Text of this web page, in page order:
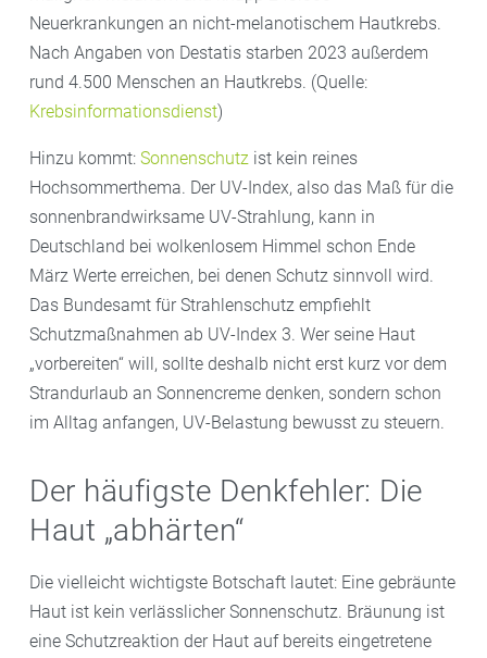
Neuerkrankungen an nicht-melanotischem Hautkrebs.
Nach Angaben von Destatis starben 2023 außerdem
rund 4.500 Menschen an Hautkrebs. (Quelle:
Krebsinformationsdienst)
Hinzu kommt: Sonnenschutz ist kein reines
Hochsommerthema. Der UV-Index, also das Maß für die
sonnenbrandwirksame UV-Strahlung, kann in
Deutschland bei wolkenlosem Himmel schon Ende
März Werte erreichen, bei denen Schutz sinnvoll wird.
Das Bundesamt für Strahlenschutz empfiehlt
Schutzmaßnahmen ab UV-Index 3. Wer seine Haut
„vorbereiten“ will, sollte deshalb nicht erst kurz vor dem
Strandurlaub an Sonnencreme denken, sondern schon
im Alltag anfangen, UV-Belastung bewusst zu steuern.
Der häufigste Denkfehler: Die
Haut „abhärten“
Die vielleicht wichtigste Botschaft lautet: Eine gebräunte
Haut ist kein verlässlicher Sonnenschutz. Bräunung ist
eine Schutzreaktion der Haut auf bereits eingetretene